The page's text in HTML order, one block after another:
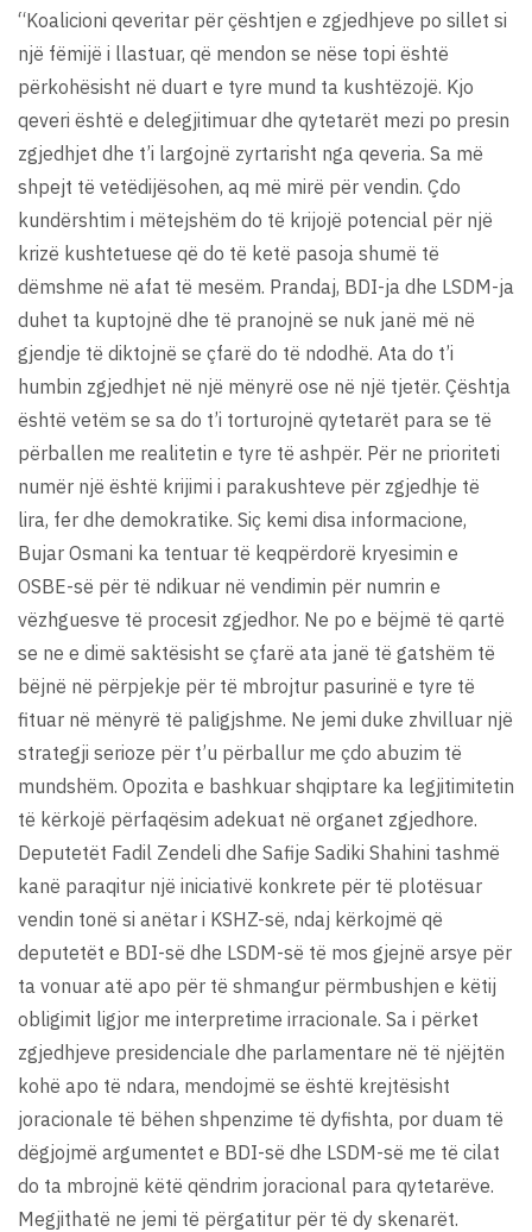
“Koalicioni qeveritar për çështjen e zgjedhjeve po sillet si
një fëmijë i llastuar, që mendon se nëse topi është
përkohësisht në duart e tyre mund ta kushtëzojë. Kjo
qeveri është e delegjitimuar dhe qytetarët mezi po presin
zgjedhjet dhe t’i largojnë zyrtarisht nga qeveria. Sa më
shpejt të vetëdijësohen, aq më mirë për vendin. Çdo
kundërshtim i mëtejshëm do të krijojë potencial për një
krizë kushtetuese që do të ketë pasoja shumë të
dëmshme në afat të mesëm. Prandaj, BDI-ja dhe LSDM-ja
duhet ta kuptojnë dhe të pranojnë se nuk janë më në
gjendje të diktojnë se çfarë do të ndodhë. Ata do t’i
humbin zgjedhjet në një mënyrë ose në një tjetër. Çështja
është vetëm se sa do t’i torturojnë qytetarët para se të
përballen me realitetin e tyre të ashpër. Për ne prioriteti
numër një është krijimi i parakushteve për zgjedhje të
lira, fer dhe demokratike. Siç kemi disa informacione,
Bujar Osmani ka tentuar të keqpërdorë kryesimin e
OSBE-së për të ndikuar në vendimin për numrin e
vëzhguesve të procesit zgjedhor. Ne po e bëjmë të qartë
se ne e dimë saktësisht se çfarë ata janë të gatshëm të
bëjnë në përpjekje për të mbrojtur pasurinë e tyre të
fituar në mënyrë të paligjshme. Ne jemi duke zhvilluar një
strategji serioze për t’u përballur me çdo abuzim të
mundshëm. Opozita e bashkuar shqiptare ka legjitimitetin
të kërkojë përfaqësim adekuat në organet zgjedhore.
Deputetët Fadil Zendeli dhe Safije Sadiki Shahini tashmë
kanë paraqitur një iniciativë konkrete për të plotësuar
vendin tonë si anëtar i KSHZ-së, ndaj kërkojmë që
deputetët e BDI-së dhe LSDM-së të mos gjejnë arsye për
ta vonuar atë apo për të shmangur përmbushjen e këtij
obligimit ligjor me interpretime irracionale. Sa i përket
zgjedhjeve presidenciale dhe parlamentare në të njëjtën
kohë apo të ndara, mendojmë se është krejtësisht
joracionale të bëhen shpenzime të dyfishta, por duam të
dëgjojmë argumentet e BDI-së dhe LSDM-së me të cilat
do ta mbrojnë këtë qëndrim joracional para qytetarëve.
Megjithatë ne jemi të përgatitur për të dy skenarët.